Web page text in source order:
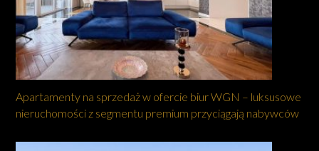
Apartamenty na sprzedaż w ofercie biur WGN – luksusowe
nieruchomości z segmentu premium przyciągają nabywców